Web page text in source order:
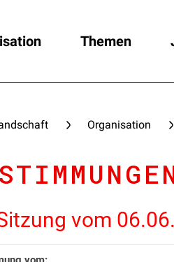
Themen
Organisation